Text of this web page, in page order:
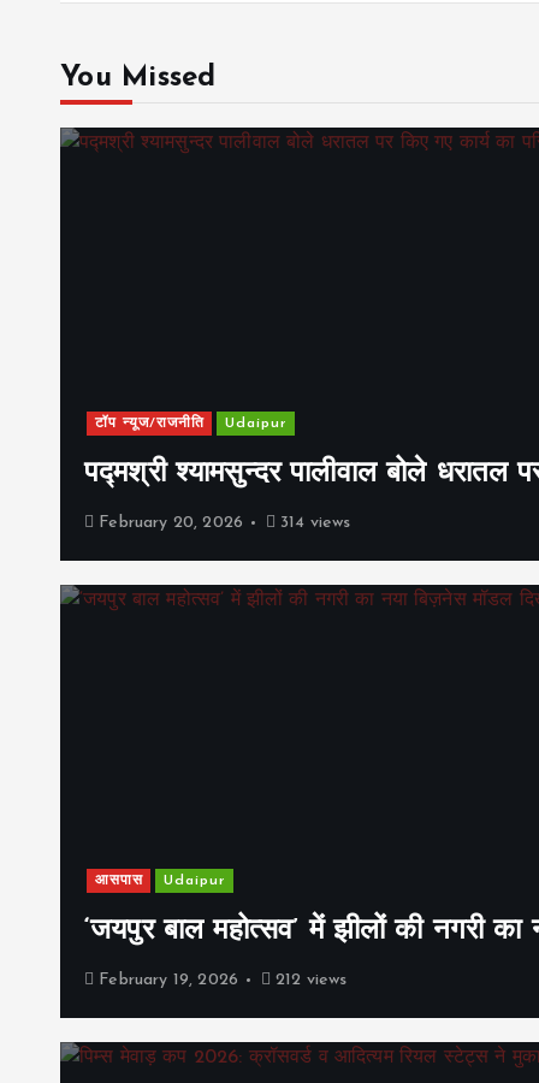
You Missed
टॉप न्यूज/राजनीति Udaipur
पद्मश्री श्यामसुन्दर पालीवाल बोले धरातल
February 20, 2026 314 views
आसपास Udaipur
‘जयपुर बाल महोत्सव’ में झीलों की नगरी
February 19, 2026 212 views